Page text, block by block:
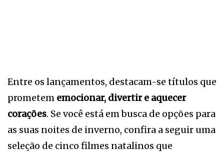
Entre os lançamentos, destacam-se títulos que
prometem emocionar, divertir e aquecer
corações. Se você está em busca de opções para
as suas noites de inverno, confira a seguir uma
seleção de cinco filmes natalinos que